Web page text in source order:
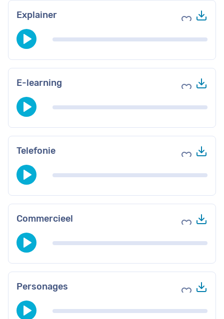
Explainer Voeg toe
E-learning Voeg toe
Telefonie Voeg toe
Commercieel Voeg toe
Personages Voeg toe